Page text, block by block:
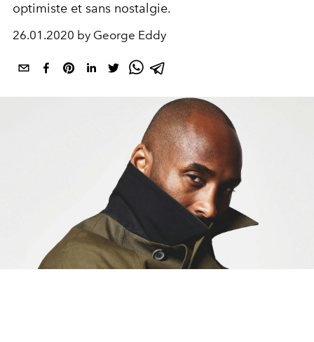
optimiste et sans nostalgie.
26.01.2020 by George Eddy